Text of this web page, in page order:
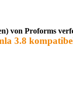
von Proforms
3.8